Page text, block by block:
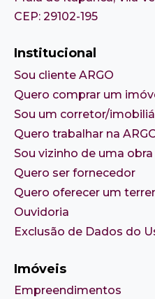
CEP: 29102-195
Institucional
Sou cliente ARGO
Quero comprar um
Sou um corretor/
Quero trabalhar na
Sou vizinho de uma obra
Quero ser fornecedor
Quero oferecer um
Ouvidoria
Exclusão de Dados do
Imóveis
Empreendimentos